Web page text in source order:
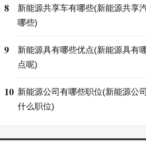
8
新能源共享车有哪些(新能源共享
哪些)
9
新能源具有哪些优点(新能源具有
点呢)
10 新能源公司有哪些职位(新能源公
什么职位)